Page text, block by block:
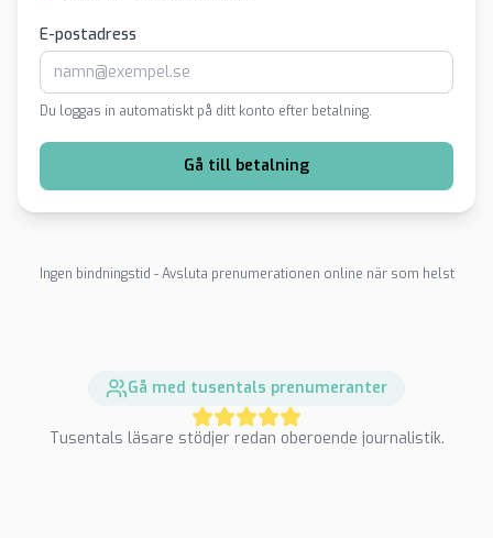
E-postadress
Du loggas in automatiskt på ditt konto efter betalning.
Gå till betalning
Ingen bindningstid - Avsluta prenumerationen online när som helst
Gå med tusentals prenumeranter
Tusentals läsare stödjer redan oberoende journalistik.